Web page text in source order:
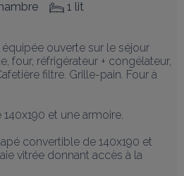
1 lit
ouverte sur le séjour
four, réfrigérateur + congélateur,
filtre. Grille-pain. Four à
et une armoire.
convertible de 140x190 et
vitrée donnant accès à la